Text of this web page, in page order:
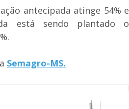
antecipada atinge 54% e
está sendo plantado o
Semagro-MS.